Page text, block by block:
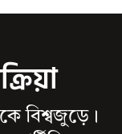
বিশ্বজুড়ে।